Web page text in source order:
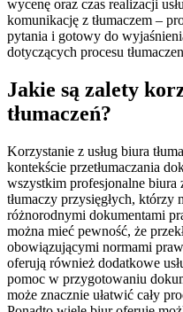
wycenę oraz czas realizacji
komunikację z tłumaczem –
pytania i gotowy do
dotyczących procesu
Jakie są zalety
tłumaczeń?
Korzystanie z usług biura
kontekście przetłumaczania
wszystkim profesjonalne
tłumaczy przysięgłych,
różnorodnymi dokumentami
można mieć pewność, że
obowiązującymi normami
oferują również dodatkowe
pomoc w przygotowaniu
może znacznie ułatwić cały